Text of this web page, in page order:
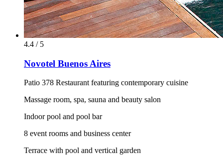
4.4 / 5
Novotel Buenos Aires
Patio 378 Restaurant featuring contemporary cuisine
Massage room, spa, sauna and beauty salon
Indoor pool and pool bar
8 event rooms and business center
Terrace with pool and vertical garden